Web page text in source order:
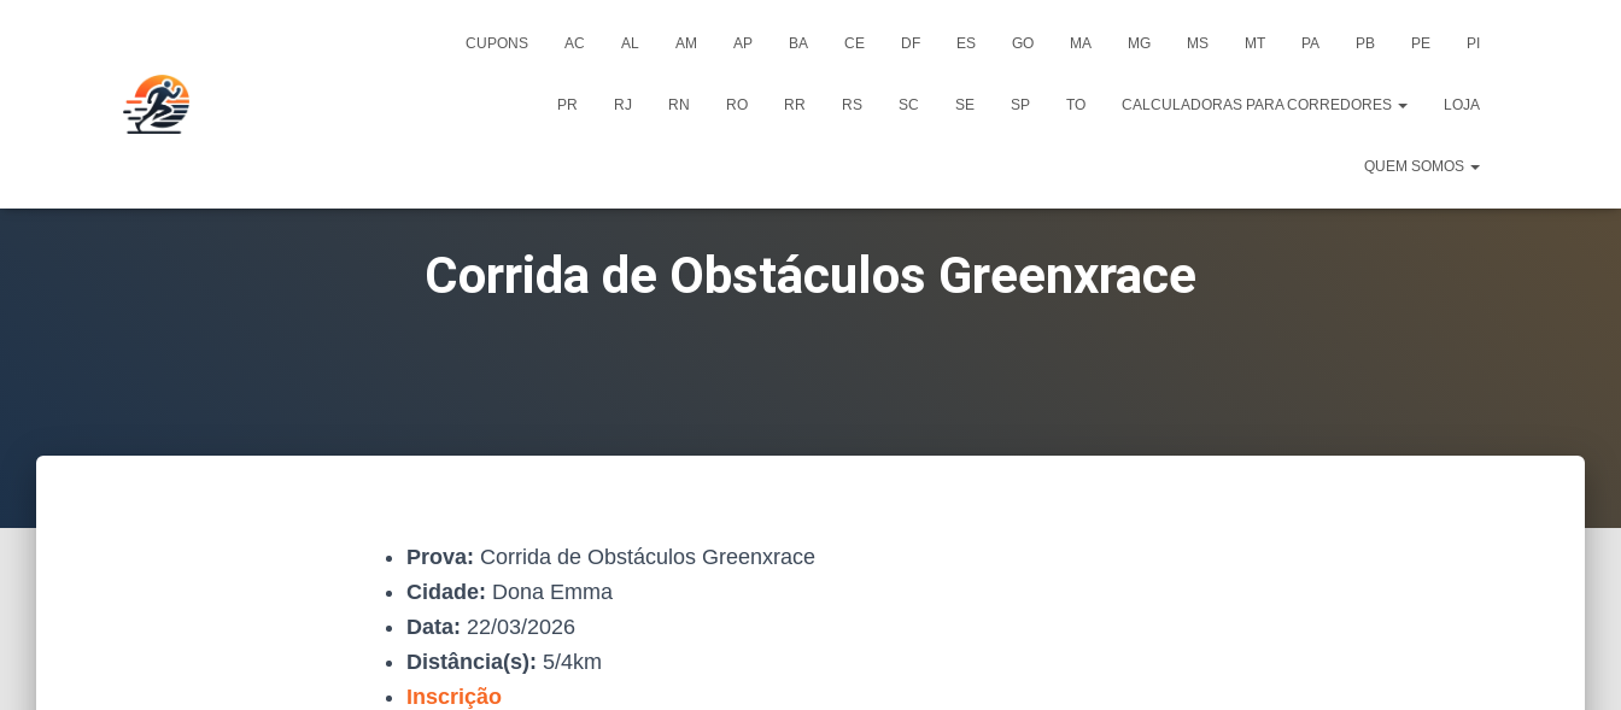
CUPONS AC AL AM AP BA CE DF ES GO MA MG MS MT PA PB PE PI
PR RJ RN RO RR RS SC SE SP TO CALCULADORAS PARA CORREDORES LOJA
QUEM SOMOS
Corrida de Obstáculos Greenxrace
Prova: Corrida de Obstáculos Greenxrace
Cidade: Dona Emma
Data: 22/03/2026
Distância(s): 5/4km
Inscrição